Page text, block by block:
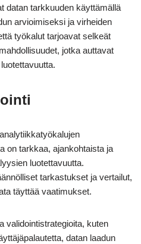
datan tarkkuuden käyttämällä
arvioimiseksi ja virheiden
työkalut tarjoavat selkeät
jotka auttavat
on tarkkaa, ajankohtaista ja
luotettavuutta.
tarkastukset ja vertailut,
täyttää vaatimukset.
validointistrategioita, kuten
datan laadun